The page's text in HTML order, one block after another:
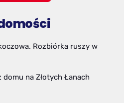
Rozbiórka ruszy w
domu na Złotych Łanach